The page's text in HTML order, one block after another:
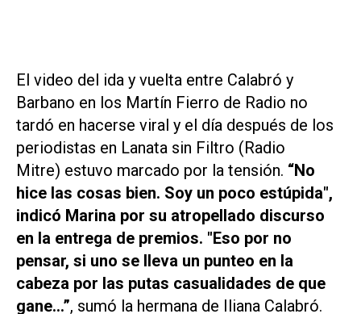
El video del ida y vuelta entre Calabró y
Barbano en los Martín Fierro de Radio no
tardó en hacerse viral y el día después de los
periodistas en Lanata sin Filtro (Radio
Mitre) estuvo marcado por la tensión. “No
hice las cosas bien. Soy un poco estúpida",
indicó Marina por su atropellado discurso
en la entrega de premios. "Eso por no
pensar, si uno se lleva un punteo en la
cabeza por las putas casualidades de que
gane…”, sumó la hermana de Iliana Calabró.